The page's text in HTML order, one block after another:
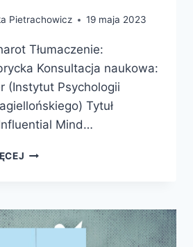
Pietrachowicz 19 maja 2023
Tłumaczenie:
Konsultacja naukowa:
(Instytut Psychologii
Tytuł
Mind…
NASZ
UMYSŁ